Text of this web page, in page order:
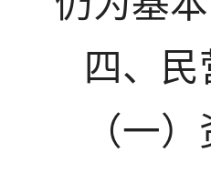
四、
（一